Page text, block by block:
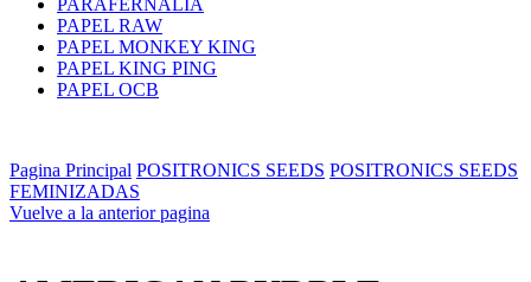
PARAFERNALIA
PAPEL RAW
PAPEL MONKEY KING
PAPEL KING PING
PAPEL OCB
Pagina Principal POSITRONICS SEEDS POSITRONICS SEEDS
FEMINIZADAS
Vuelve a la anterior pagina